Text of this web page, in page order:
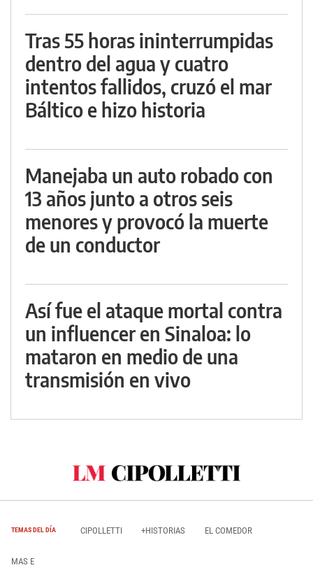
Tras 55 horas ininterrumpidas
dentro del agua y cuatro
intentos fallidos, cruzó el mar
Báltico e hizo historia
Manejaba un auto robado con
13 años junto a otros seis
menores y provocó la muerte
de un conductor
Así fue el ataque mortal contra
un influencer en Sinaloa: lo
mataron en medio de una
transmisión en vivo
TEMAS DEL DÍA CIPOLLETTI +HISTORIAS EL COMEDOR
MAS E